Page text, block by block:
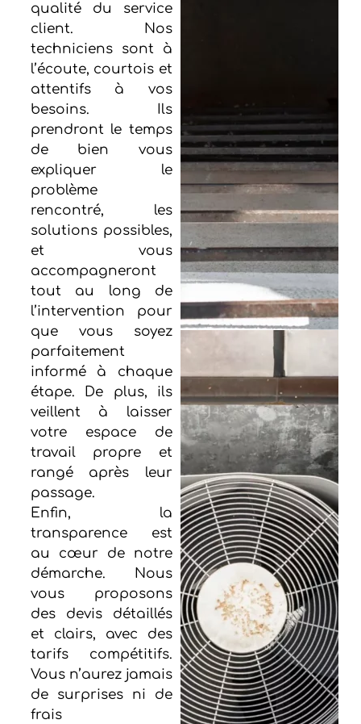
qualité du service
client. Nos
techniciens sont à
l’écoute, courtois et
attentifs à vos
besoins. Ils
prendront le temps
de bien vous
expliquer le
problème
rencontré, les
solutions possibles,
et vous
accompagneront
tout au long de
l’intervention pour
que vous soyez
parfaitement
informé à chaque
étape. De plus, ils
veillent à laisser
votre espace de
travail propre et
rangé après leur
passage.
Enfin, la
transparence est
au cœur de notre
démarche. Nous
vous proposons
des devis détaillés
et clairs, avec des
tarifs compétitifs.
Vous n’aurez jamais
de surprises ni de
frais